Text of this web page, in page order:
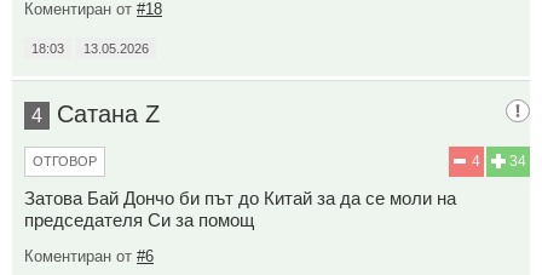
Коментиран от #18
18:03 13.05.2026
4 Сатана Z
34
4
ОТГОВОР
Затова Бай Дончо би път до Китай за да се моли на
председателя Си за помощ
Коментиран от #6